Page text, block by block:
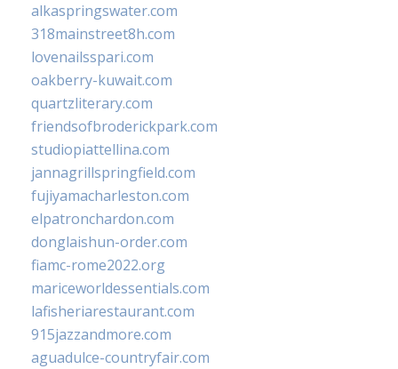
alkaspringswater.com
318mainstreet8h.com
lovenailsspari.com
oakberry-kuwait.com
quartzliterary.com
friendsofbroderickpark.com
studiopiattellina.com
jannagrillspringfield.com
fujiyamacharleston.com
elpatronchardon.com
donglaishun-order.com
fiamc-rome2022.org
mariceworldessentials.com
lafisheriarestaurant.com
915jazzandmore.com
aguadulce-countryfair.com